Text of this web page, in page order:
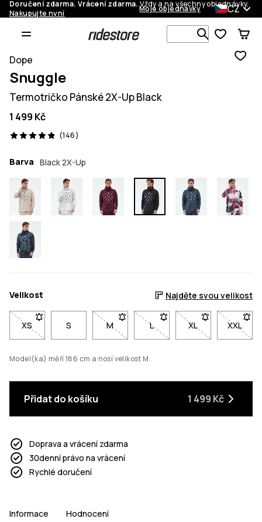
Doručení zdarma. Vrácení zdarma.Vždy a na všechny objednávky.
Nakupujte nyní
Moje objednávky CZ
Vyhledávej
Dope
Snuggle
Termotričko Pánské 2X-Up Black
1 499 Kč
(146)
146 recenze, 4.9/5
Barva Black 2X-Up
Velikost Najděte svou velikost
XS- Velikost XS není dostupná. Klikni pro upozornění, až bude
S M- Velikost M není dostupná. Klikni pro
L- Velikost L není dostupná.
XL- Velikost XL
XXL
-
Model(ka) měří 186 cm a nosí velikost M.
Přidat do košíku 1 499 Kč
Doprava a vrácení zdarma
30denní právo na vrácení
Rychlé doručení
Informace Hodnocení